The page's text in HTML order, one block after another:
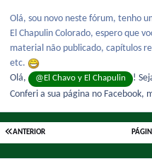
Olá, sou novo neste fórum, tenho
El Chapulin Colorado, espero que
material não publicado, capítulos
etc.
Olá,
@El Chavo y El Chapulin
!
Conferi a sua página no Facebook,
ANTERIOR